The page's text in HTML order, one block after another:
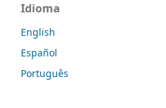
Idioma
English
Español
Português